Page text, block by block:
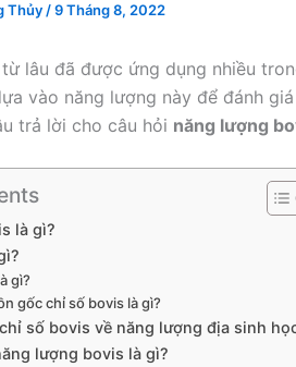
Thủy /9 Tháng 8, 2022
lâu đã được ứng dụng nhiều
vào năng lượng này để đánh
trả lời cho câu hỏi năng lượng
là gì?
gì?
gốc chỉ số bovis là gì?
số bovis về năng lượng địa sinh
lượng bovis là gì?